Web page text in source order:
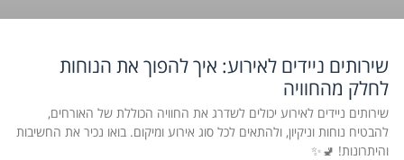
שירותים ניידים לאירוע: איך להפוך את הנוחות
לחלק מהחוויה
שירותים ניידים לאירוע יכולים לשדרג את החוויה הכוללת של האורחים,
להבטיח נוחות וניקיון, ולהתאים לכל סוג אירוע ומיקום. בואו נכיר את החשיבות
והיתרונות! 🚽✨